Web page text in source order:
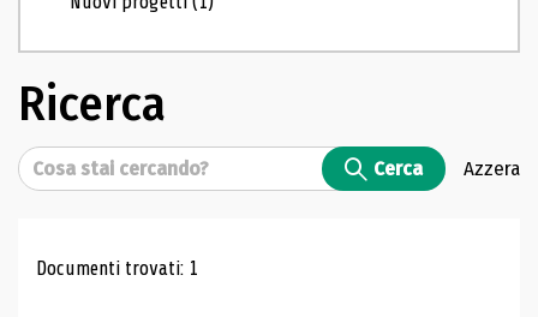
Ricerca
Cerca Cerca Azzera
Risultati di ricerca
Documenti trovati: 1